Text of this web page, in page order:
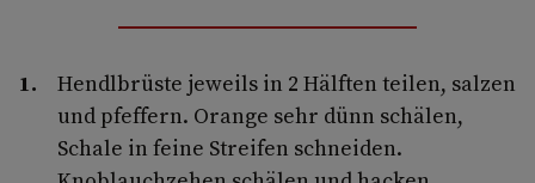
Hendlbrüste jeweils in 2 Hälften teilen, salzen
und pfeffern. Orange sehr dünn schälen,
Schale in feine Streifen schneiden.